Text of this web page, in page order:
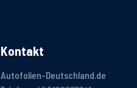
Kontakt
Autofolien-Deutschland.de